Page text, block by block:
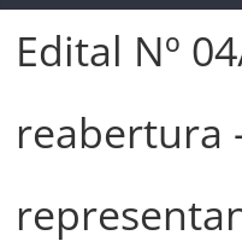
Edital Nº
reabertura